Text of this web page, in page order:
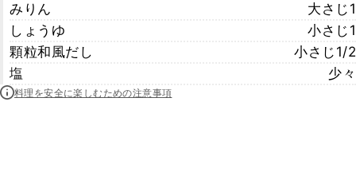
みりん
大さじ1
しょうゆ
小さじ1
顆粒和風だし
小さじ1/2
塩
少々
料理を安全に楽しむための注意事項